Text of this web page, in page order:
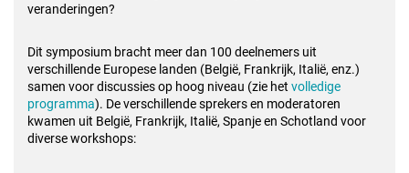
veranderingen?
Dit symposium bracht meer dan 100 deelnemers uit
verschillende Europese landen (België, Frankrijk, Italië, enz.)
samen voor discussies op hoog niveau (zie het volledige
programma). De verschillende sprekers en moderatoren
kwamen uit België, Frankrijk, Italië, Spanje en Schotland voor
diverse workshops: